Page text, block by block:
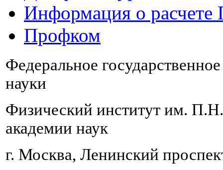
Информация о
Профком
Федеральное
науки
Физический институт им.
академии наук
г. Москва, Ленинский